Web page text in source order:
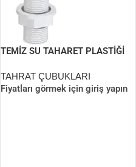
TEMİZ SU TAHARET PLASTİĞİ
TAHRAT ÇUBUKLARI
Fiyatları görmek için giriş yapın